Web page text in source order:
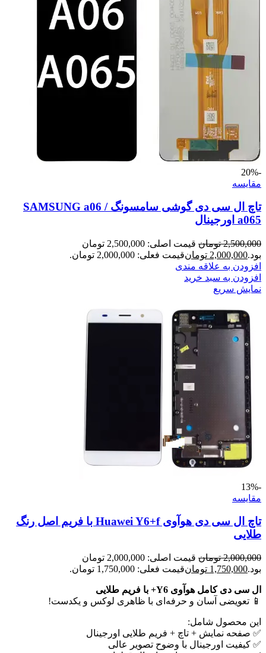
-20%
مقايسه
تاچ ال سی دی گوشی سامسونگ SAMSUNG a06 /
a065 اورجینال
2,500,000 تومان
قیمت اصلی: 2,500,000 تومان
بود.2,000,000 تومانقیمت فعلی: 2,000,000 تومان.
افزودن به علاقه مندی
افزودن به سبد خرید
نمایش سریع
-13%
مقايسه
تاچ ال سی دی هوآوی Huawei Y6+f با فریم اصل رنگ
طلایی
2,000,000 تومان
قیمت اصلی: 2,000,000 تومان
بود.1,750,000 تومانقیمت فعلی: 1,750,000 تومان.
ال سی دی کامل هوآوی Y6+ با فریم طلایی
📱 تعویضی آسان و حرفه‌ای با ظاهری لوکس و یکدست!
این محصول شامل:
✅ صفحه نمایش + تاچ + فریم طلایی اورجینال
✅ کیفیت اورجینال با وضوح تصویر عالی